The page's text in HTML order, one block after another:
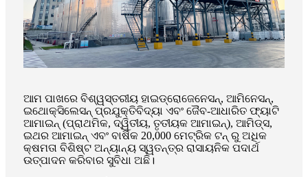
ଆମ ପାଖରେ ବିଶ୍ୱସ୍ତରୀୟ ହାଇଡ୍ରୋଜେନେସନ୍, ଆମିନେସନ୍,
ଇଥୋକ୍ସିଲେସନ୍ ପ୍ରଯୁକ୍ତିବିଦ୍ୟା ଏବଂ ଜୈବ-ଆଧାରିତ ଫ୍ୟାଟି
ଆମାଇନ୍ (ପ୍ରାଥମିକ, ଦ୍ୱିତୀୟ, ତୃତୀୟକ ଆମାଇନ୍), ଆମିଡ୍ସ,
ଇଥର ଆମାଇନ୍ ଏବଂ ବାର୍ଷିକ 20,000 ମେଟ୍ରିକ ଟନ୍ ରୁ ଅଧିକ
କ୍ଷମତା ବିଶିଷ୍ଟ ଅନ୍ୟାନ୍ୟ ସ୍ୱତନ୍ତ୍ର ରାସାୟନିକ ପଦାର୍ଥ
ଉତ୍ପାଦନ କରିବାର ସୁବିଧା ଅଛି।